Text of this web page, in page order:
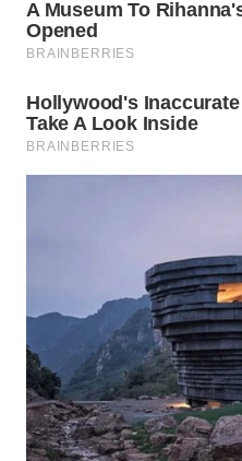
WN
NATUNA
WN
BINTAN
WN
LABUANBAJO
WN
BORNEO